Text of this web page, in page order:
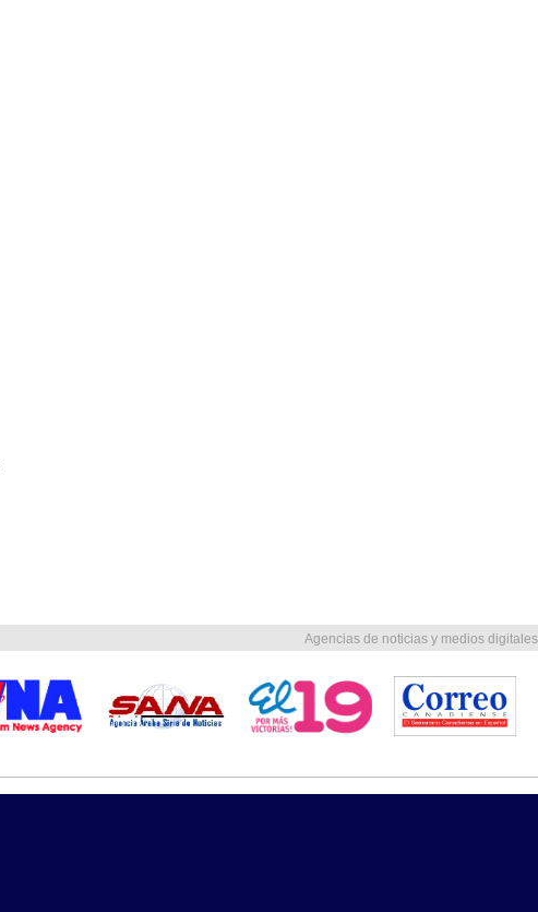
Agencias de noticias y medios digitales